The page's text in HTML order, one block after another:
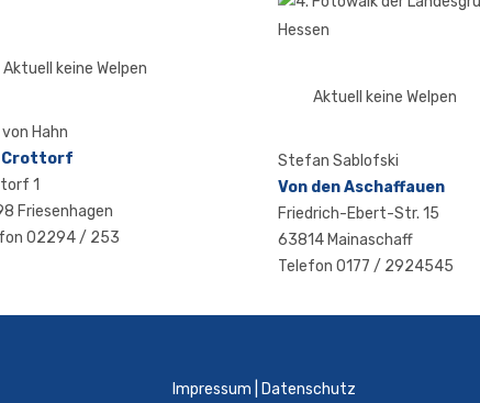
Aktuell keine Welpen
von Hahn
Crot­torf
1
Friesenhagen
02294 / 253
Aktuell keine Welpen
Ste­fan Sablofski
Von den Aschaffauen
Fried­rich-Ebert-Str. 15
63814 Mainaschaff
Tele­fon 0177 / 2924545
Impres­sum Daten­schutz